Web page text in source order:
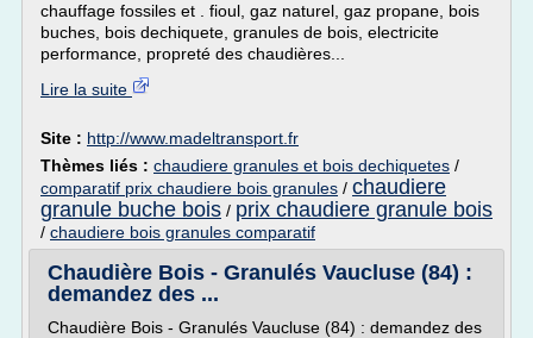
chauffage fossiles et . fioul, gaz naturel, gaz propane, bois
buches, bois dechiquete, granules de bois, electricite
performance, propreté des chaudières...
Lire la suite
Site : http://www.madeltransport.fr
Thèmes liés : chaudiere granules et bois dechiquetes /
comparatif prix chaudiere bois granules / chaudiere
granule buche bois / prix chaudiere granule bois
/ chaudiere bois granules comparatif
Chaudière Bois - Granulés Vaucluse (84) :
demandez des ...
Chaudière Bois - Granulés Vaucluse (84) : demandez des